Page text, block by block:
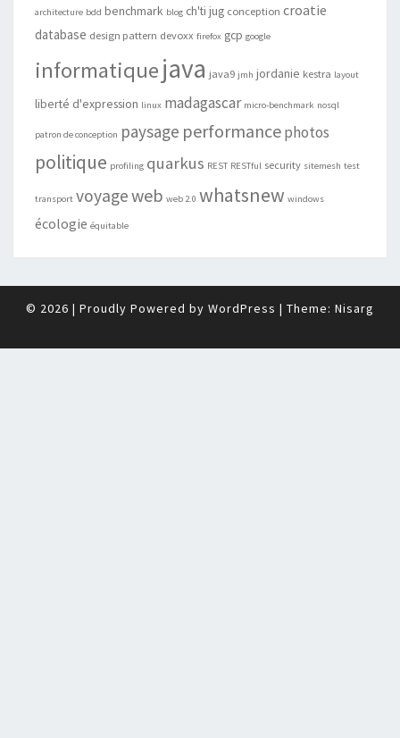
architecture bdd benchmark blog ch'ti jug conception croatie
database design pattern devoxx firefox gcp google
informatiquejava java9 jmh jordanie kestra layout
liberté d'expression linux madagascar micro-benchmark nosql
patron de conception paysage performancephotos
politique profiling quarkus REST RESTful security sitemesh test
transport voyageweb web 2.0 whatsnew windows
écologie équitable
© 2026 | Proudly Powered by WordPress | Theme: Nisarg